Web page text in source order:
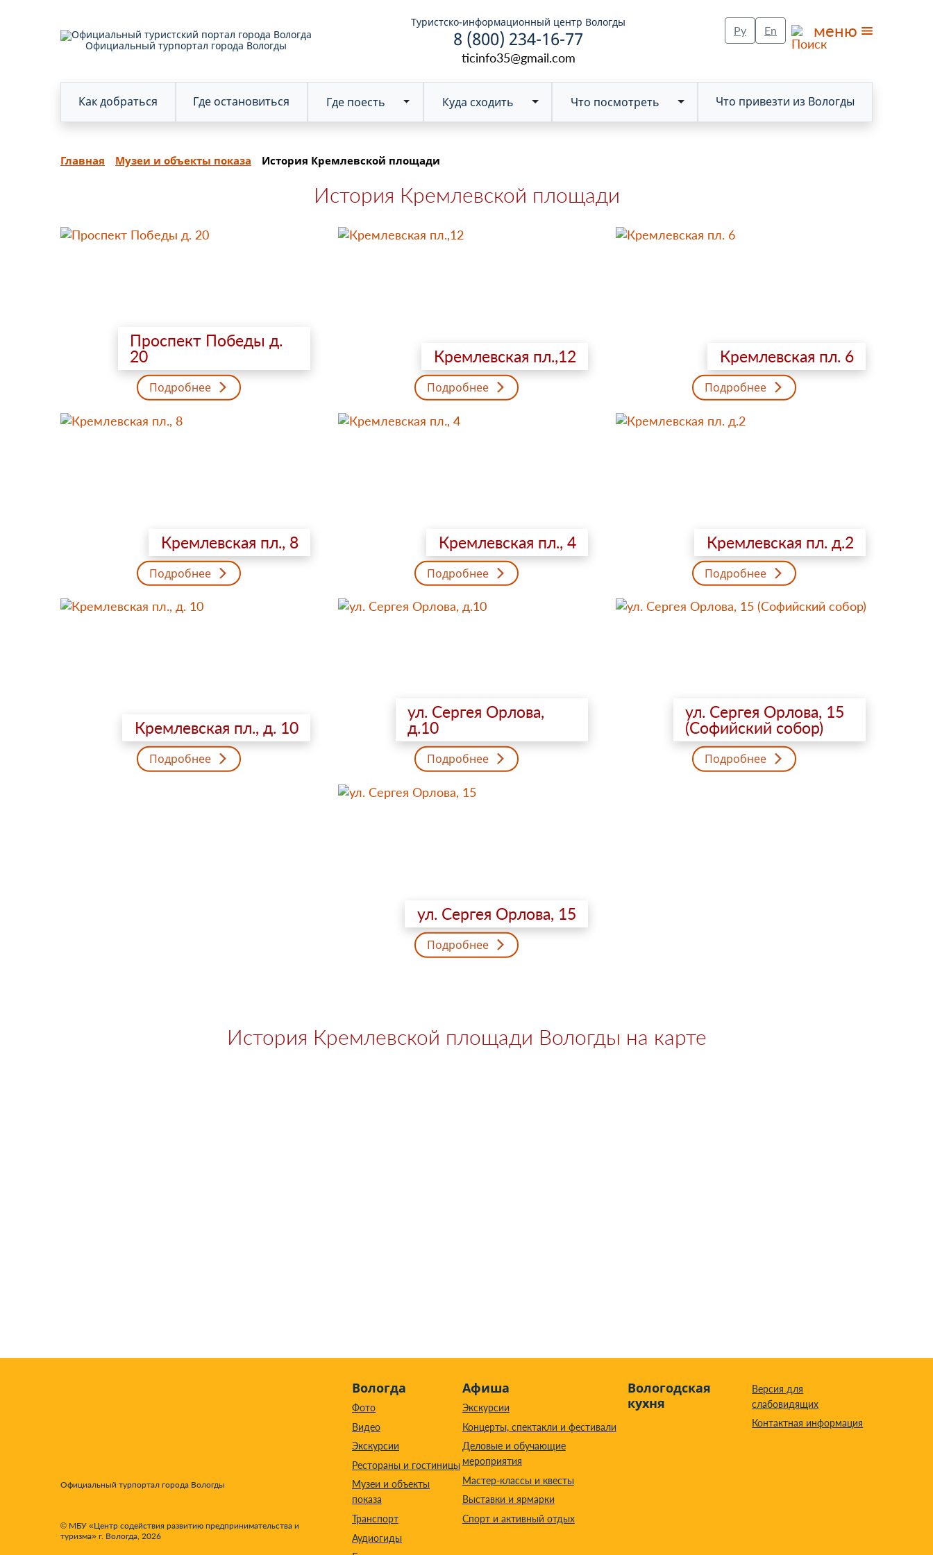
Официальный турпортал города Вологды
Туристско-информационный центр Вологды
8 (800) 234-16-77
ticinfo35@gmail.com
Ру En меню
Как добраться Где остановиться Где поесть Куда сходить Toggle Dropdown
Что посмотреть Toggle Dropdown
Что привезти из Вологды
Главная Музеи и объекты показа История Кремлевской площади
История Кремлевской площади
Проспект Победы д.
20
Подробнее
Кремлевская пл.,12
Подробнее
Кремлевская пл. 6
Подробнее
Кремлевская пл., 8
Подробнее
Кремлевская пл., 4
Подробнее
Кремлевская пл. д.2
Подробнее
Кремлевская пл., д. 10
Подробнее
ул. Сергея Орлова,
д.10
Подробнее
ул. Сергея Орлова, 15
(Софийский собор)
Подробнее
ул. Сергея Орлова, 15
Подробнее
История Кремлевской площади Вологды на карте
Вологда
Фото
Видео
Экскурсии
Рестораны и гостиницы
Музеи и объекты
показа
Транспорт
Аудиогиды
Афиша
Экскурсии
Концерты, спектакли и фестивали
Деловые и обучающие
мероприятия
Мастер-классы и квесты
Выставки и ярмарки
Спорт и активный отдых
Вологодская
кухня
Версия для
слабовидящих
Контактная информация
Официальный турпортал города Вологды
© МБУ «Центр содействия развитию предпринимательства и
туризма» г. Вологда, 2026